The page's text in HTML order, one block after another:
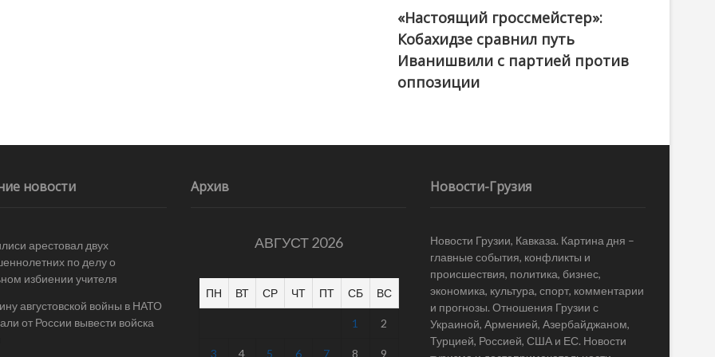
@ქართული ოცნება / Georgian Dream
«Настоящий гроссмейстер»:
Кобахидзе сравнил путь
Иванишвили с партией против
оппозиции
новости
арестовал двух
по делу о
избиении учителя
августовской войны в НАТО
от России вывести войска
Архив
АВГУСТ 2026
ПН ВТ СР ЧТ ПТ СБ ВС
1 2
3 4 5 6 7 8 9
Новости-Грузия
Новости Грузии, Кавказа. Картина дня –
главные события, конфликты и
происшествия, политика, бизнес,
экономика, культура, спорт, комментарии
и прогнозы. Отношения Грузии с
Украиной, Арменией, Азербайджаном,
Турцией, Россией, США и ЕС. Новости